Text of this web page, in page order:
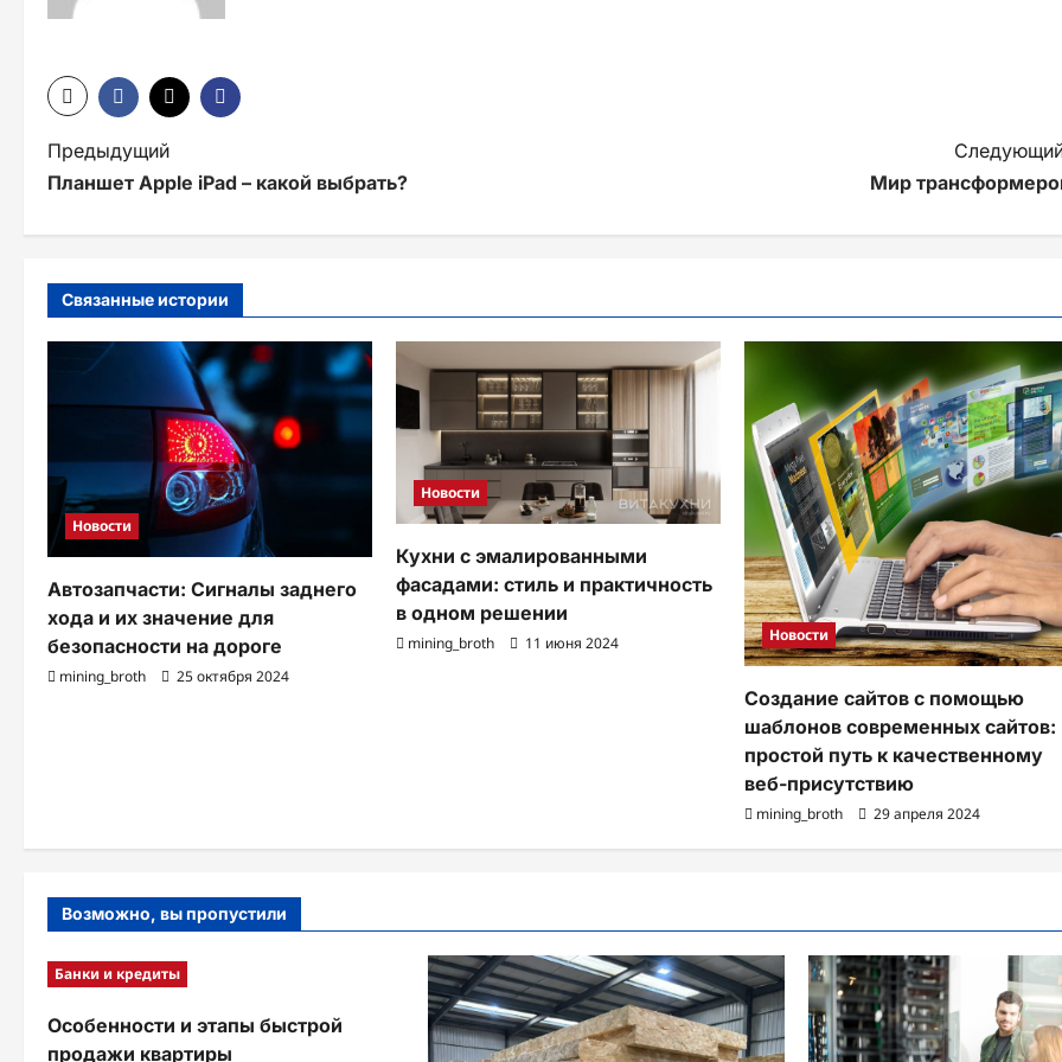
Н
а
в
и
г
ц
и
з
а
п
и
Предыдущий
Планшет Apple iPad – какой выбрать?
Мир
Связанные истории
Новости
Автозапчасти: Сигналы заднего
хода и их значение для
безопасности на дороге
mining_broth 25 октября 2024
Новости
Кухни с эмалированными
фасадами: стиль и практичность
в одном решении
mining_broth 11 июня 2024 Новости
Создание сайтов с помощью
шаблонов современных сайтов:
простой путь к качественному
веб-присутствию
mining_broth 29 апреля 2024
Возможно, вы пропустили
Банки и кредиты
Особенности и этапы быстрой
продажи квартиры